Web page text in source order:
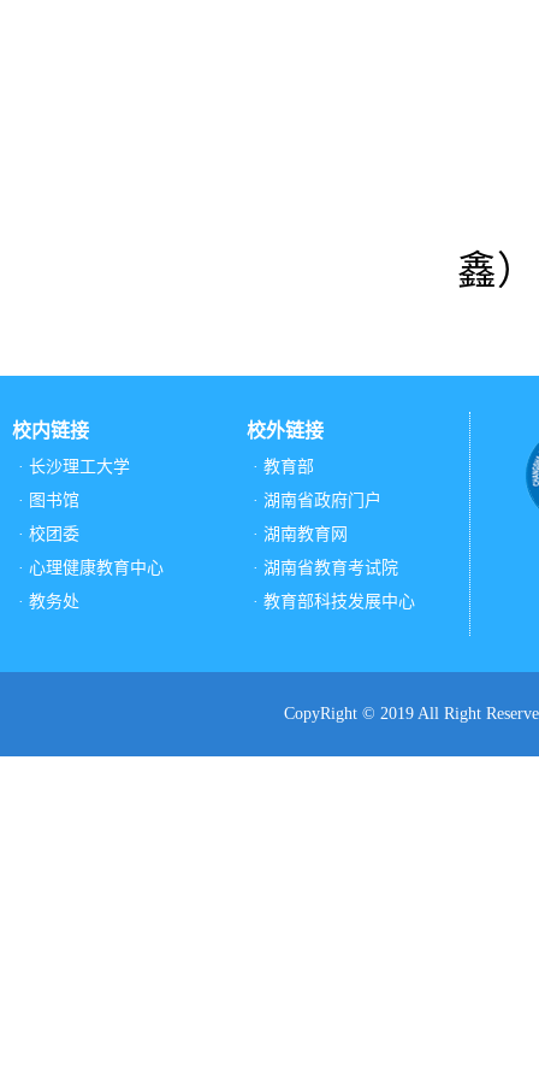
鑫）
校内链接
· 长沙理工大学
· 图书馆
· 校团委
· 心理健康教育中心
· 教务处
校外链接
· 教育部
· 湖南省政府门户
· 湖南教育网
· 湖南省教育考试院
· 教育部科技发展中心
CopyRight © 2019 All Right